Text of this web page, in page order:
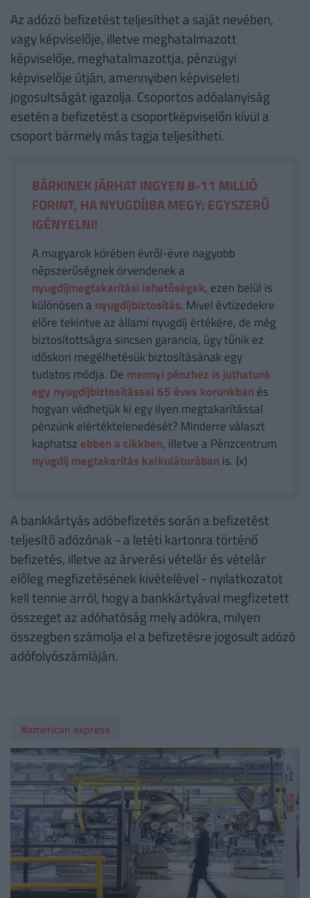
Az adózó befizetést teljesíthet a saját nevében,
vagy képviselője, illetve meghatalmazott
képviselője, meghatalmazottja, pénzügyi
képviselője útján, amennyiben képviseleti
jogosultságát igazolja. Csoportos adóalanyiság
esetén a befizetést a csoportképviselőn kívül a
csoport bármely más tagja teljesítheti.
BÁRKINEK JÁRHAT INGYEN 8-11 MILLIÓ
FORINT, HA NYUGDÍJBA MEGY: EGYSZERŰ
IGÉNYELNI!
A magyarok körében évről-évre nagyobb
népszerűségnek örvendenek a
nyugdíjmegtakarítási lehetőségek, ezen belül is
különösen a nyugdíjbiztosítás. Mivel évtizedekre
előre tekintve az állami nyugdíj értékére, de még
biztosítottságra sincsen garancia, úgy tűnik ez
időskori megélhetésük biztosításának egy
tudatos módja. De mennyi pénzhez is juthatunk
egy nyugdíjbiztosítással 65 éves korunkban és
hogyan védhetjük ki egy ilyen megtakarítással
pénzünk elértéktelenedését? Minderre választ
kaphatsz ebben a cikkben, illetve a Pénzcentrum
nyugdíj megtakarítás kalkulátorában is. (x)
A bankkártyás adóbefizetés során a befizetést
teljesítő adózónak - a letéti kartonra történő
befizetés, illetve az árverési vételár és vételár
előleg megfizetésének kivételével - nyilatkozatot
kell tennie arról, hogy a bankkártyával megfizetett
összeget az adóhatóság mely adókra, milyen
összegben számolja el a befizetésre jogosult adózó
adófolyószámláján.
#american express